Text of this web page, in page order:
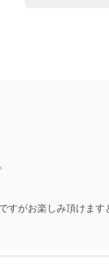
すがお楽しみ頂けます